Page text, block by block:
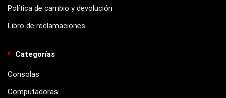
Política de cambio y devolución
Libro de reclamaciones
Categorías
Consolas
Computadoras